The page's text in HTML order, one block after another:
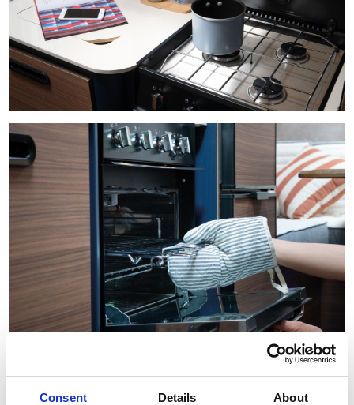
Consent Details About